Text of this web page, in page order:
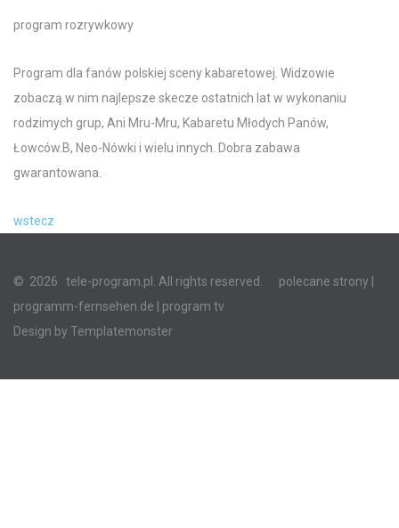
program rozrywkowy
Program dla fanów polskiej sceny kabaretowej. Widzowie
zobaczą w nim najlepsze skecze ostatnich lat w wykonaniu
rodzimych grup, Ani Mru-Mru, Kabaretu Młodych Panów,
Łowców.B, Neo-Nówki i wielu innych. Dobra zabawa
gwarantowana.
wstecz
© 2026 tele-program.pl. All rights reserved. polecane strony
programm-fernsehen.de | program tv
Design by Templatemonster